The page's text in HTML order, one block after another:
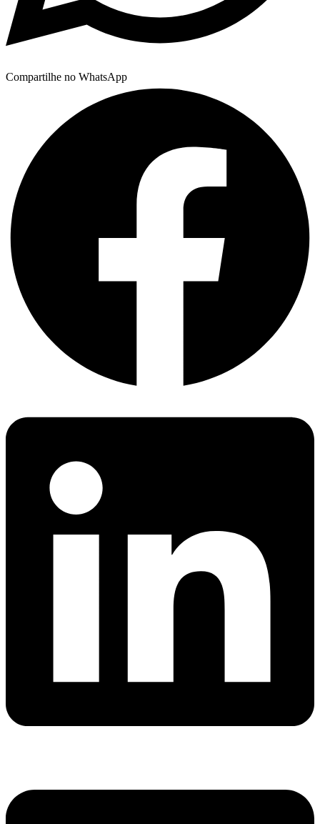
Compartilhe no WhatsApp